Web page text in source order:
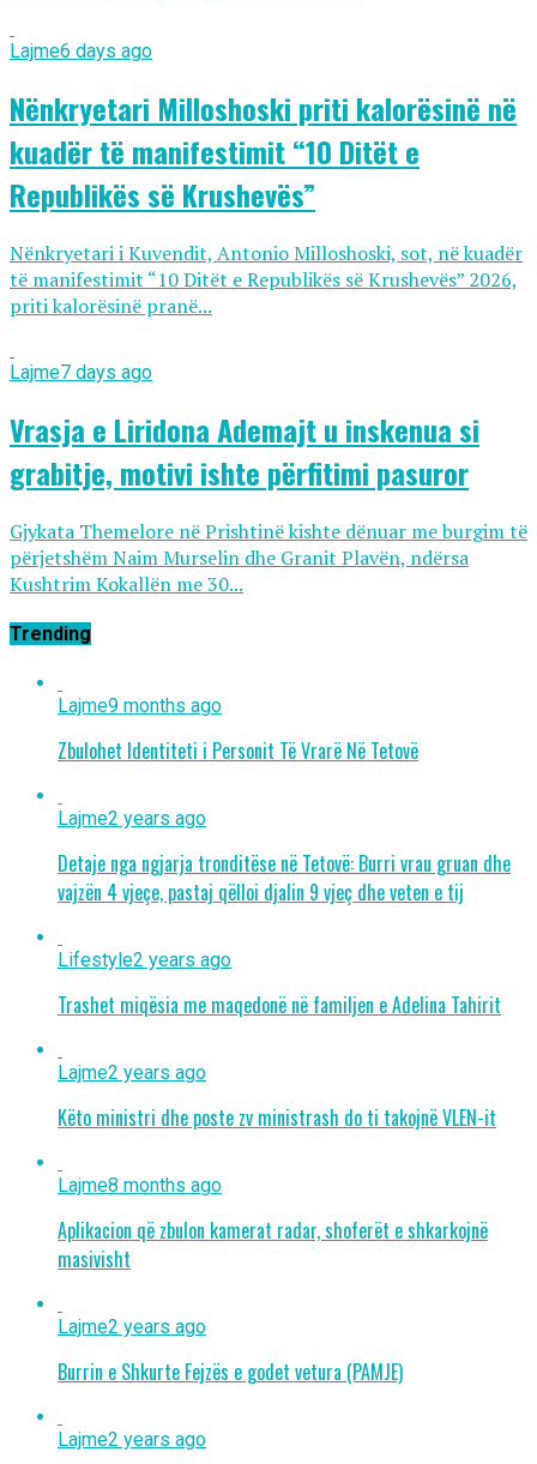
Lajme6 days ago
Nënkryetari Milloshoski priti kalorësinë në
kuadër të manifestimit “10 Ditët e
Republikës së Krushevës”
Nënkryetari i Kuvendit, Antonio Milloshoski, sot, në kuadër
të manifestimit “10 Ditët e Republikës së Krushevës” 2026,
priti kalorësinë pranë...
Lajme7 days ago
Vrasja e Liridona Ademajt u inskenua si
grabitje, motivi ishte përfitimi pasuror
Gjykata Themelore në Prishtinë kishte dënuar me burgim të
përjetshëm Naim Murselin dhe Granit Plavën, ndërsa
Kushtrim Kokallën me 30...
Trending
Lajme9 months ago
Zbulohet Identiteti i Personit Të Vrarë Në Tetovë
Lajme2 years ago
Detaje nga ngjarja tronditëse në Tetovë: Burri vrau gruan dhe
vajzën 4 vjeçe, pastaj qëlloi djalin 9 vjeç dhe veten e tij
Lifestyle2 years ago
Trashet miqësia me maqedonë në familjen e Adelina Tahirit
Lajme2 years ago
Këto ministri dhe poste zv ministrash do ti takojnë VLEN-it
Lajme8 months ago
Aplikacion që zbulon kamerat radar, shoferët e shkarkojnë
masivisht
Lajme2 years ago
Burrin e Shkurte Fejzës e godet vetura (PAMJE)
Lajme2 years ago